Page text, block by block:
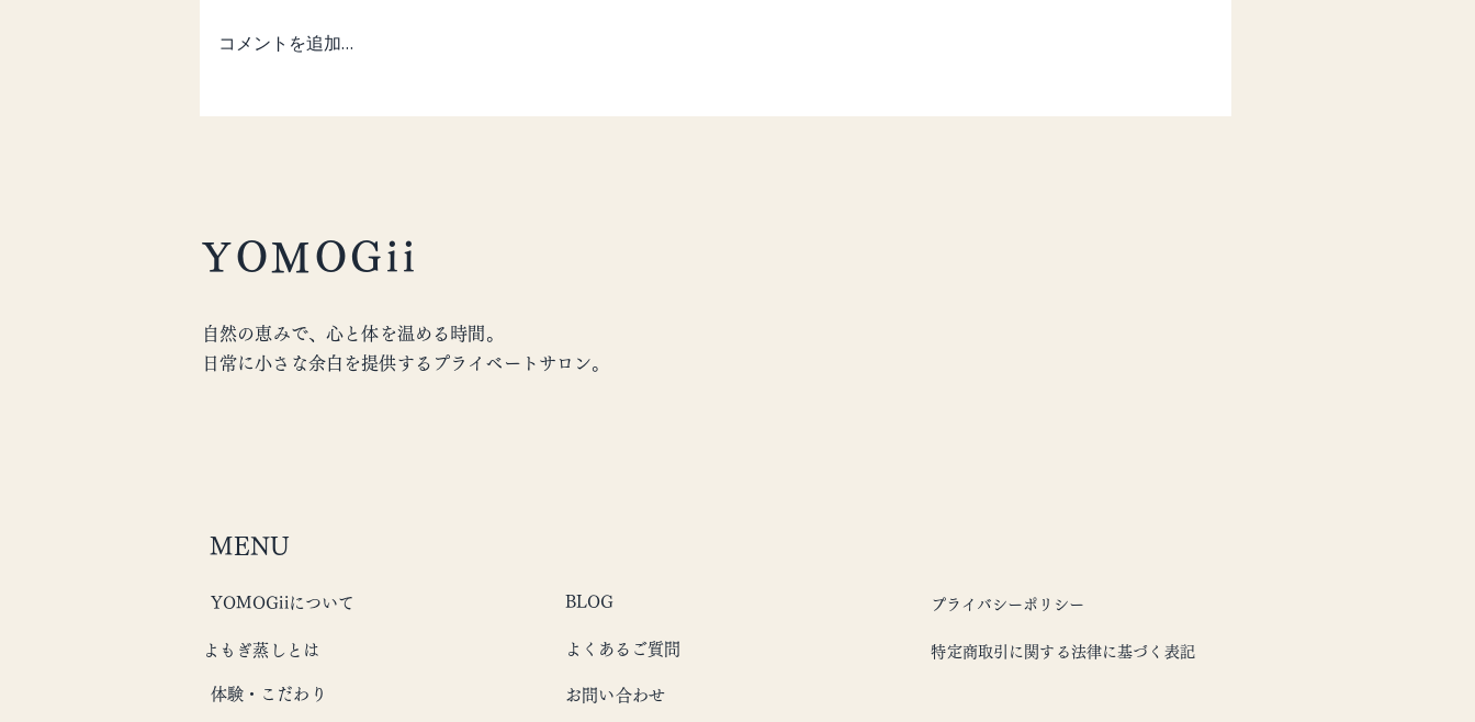
コメントを追加…
YOMOGii
自然の恵みで、心と体を温める時間。
​日常に小さな余白を提供するプライベートサロン。
MENU
YOMOGiiについて
体験・こだわり
よくあるご質問
お問い合わせ
プライバシーポリシー
特定商取引に関する法律に基づく表記
BLOG
よもぎ蒸しとは